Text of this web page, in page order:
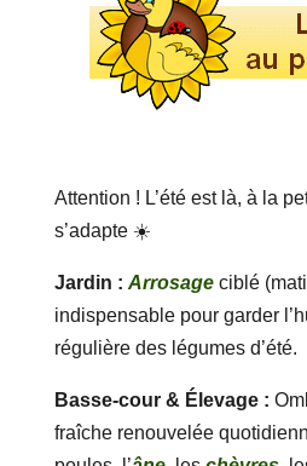
Attention ! L’été est là, à la
s’adapte ☀️
Jardin : Arrosageciblé
indispensable pour garder
régulière des légumes d’été.
Basse-cour & Élevage :
fraîche renouvelée